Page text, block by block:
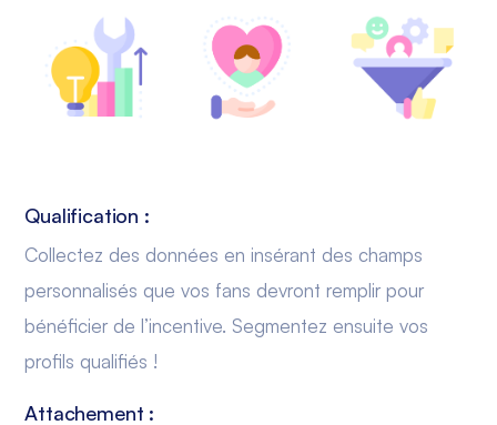
Qualification :
Collectez des données en insérant des champs
personnalisés que vos fans devront remplir pour
bénéficier de l’incentive. Segmentez ensuite vos
profils qualifiés !
Attachement :